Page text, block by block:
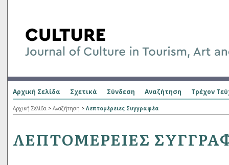
Αρχική Σελίδα Σχετικά Σύνδεση Αναζήτηση Τρέχον
Αρχική Σελίδα > Αναζήτηση > Λεπτομέρειες Συγγραφέα
ΛΕΠΤΟΜΈΡΕΙΕΣ